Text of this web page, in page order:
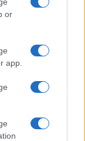
or
app.
situazione in
via del blocco
ma non è